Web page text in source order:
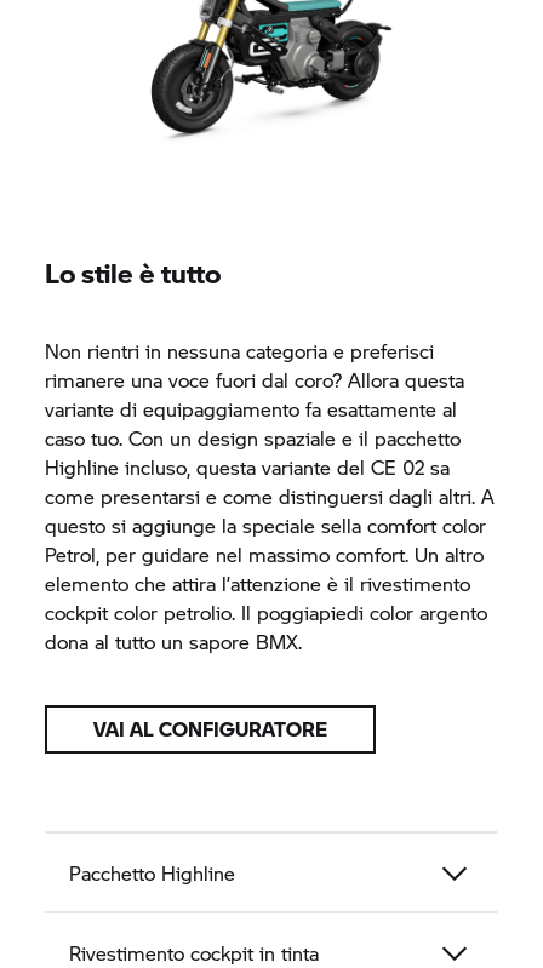
Lo stile è tutto
Non rientri in nessuna categoria e preferisci
rimanere una voce fuori dal coro? Allora questa
variante di equipaggiamento fa esattamente al
caso tuo. Con un design spaziale e il pacchetto
Highline incluso, questa variante del CE 02 sa
come presentarsi e come distinguersi dagli altri. A
questo si aggiunge la speciale sella comfort color
Petrol, per guidare nel massimo comfort. Un altro
elemento che attira l’attenzione è il rivestimento
cockpit color petrolio. Il poggiapiedi color argento
dona al tutto un sapore BMX.
VAI AL CONFIGURATORE
Pacchetto Highline
Rivestimento cockpit in tinta